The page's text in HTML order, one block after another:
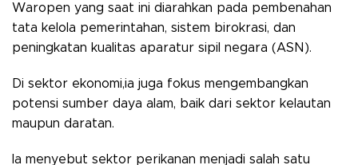
Waropen yang saat ini diarahkan pada pembenahan
tata kelola pemerintahan, sistem birokrasi, dan
peningkatan kualitas aparatur sipil negara (ASN).
Di sektor ekonomi,ia juga fokus mengembangkan
potensi sumber daya alam, baik dari sektor kelautan
maupun daratan.
Ia menyebut sektor perikanan menjadi salah satu